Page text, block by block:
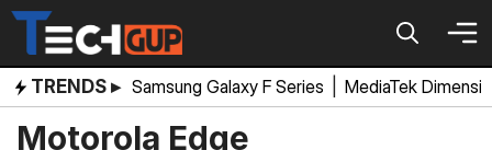
Skip
content
TRENDS ▸ Samsung Galaxy F Series MediaTek
Motorola Edge